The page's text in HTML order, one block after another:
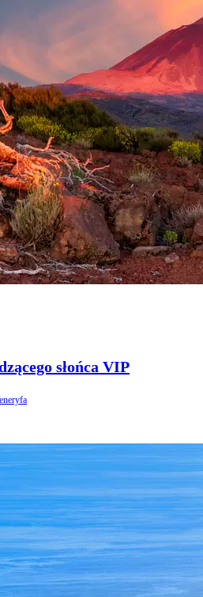
słońca VIP